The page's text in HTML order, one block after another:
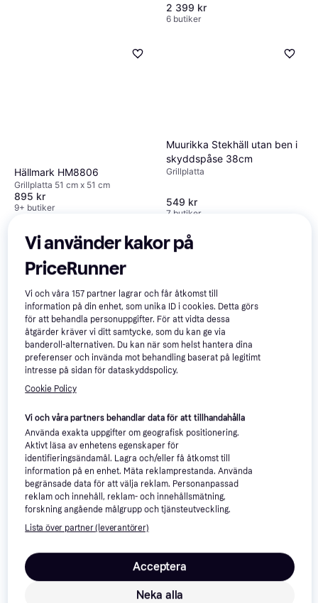
110G
Grillplatta
56 kr
9+ butiker
2 399 kr
6 butiker
Hällmark HM8806
Grillplatta 51 cm x 51 cm
895 kr
9+ butiker
Muurikka Stekhäll utan ben i
skyddspåse 38cm
Grillplatta
549 kr
7 butiker
Satake Outdoor Griddle
42x23 Cm
Grillplatta 23 cm x 42 cm
415 kr
Mustang Stekhäll 45 inkl ben.
Grillplatta
Vi använder kakor på
PriceRunner
Vi och våra157 partner lagrar och får åtkomst till
information på din enhet, som unika ID i cookies. Detta görs
för att behandla personuppgifter. För att vidta dessa
åtgärder kräver vi ditt samtycke, som du kan ge via
banderoll-alternativen. Du kan när som helst hantera dina
preferenser och invända mot behandling baserat på legitimt
intresse på sidan för dataskyddspolicy.
Cookie Policy
Vi och våra partners behandlar data för att tillhandahålla
Använda exakta uppgifter om geografisk positionering.
Aktivt läsa av enhetens egenskaper för
identifieringsändamål. Lagra och/eller få åtkomst till
information på en enhet. Mäta reklamprestanda. Använda
begränsade data för att välja reklam. Personanpassad
reklam och innehåll, reklam- och innehållsmätning,
forskning angående målgrupp och tjänsteutveckling.
Lista över partner (leverantörer)
Neka alla
Acceptera